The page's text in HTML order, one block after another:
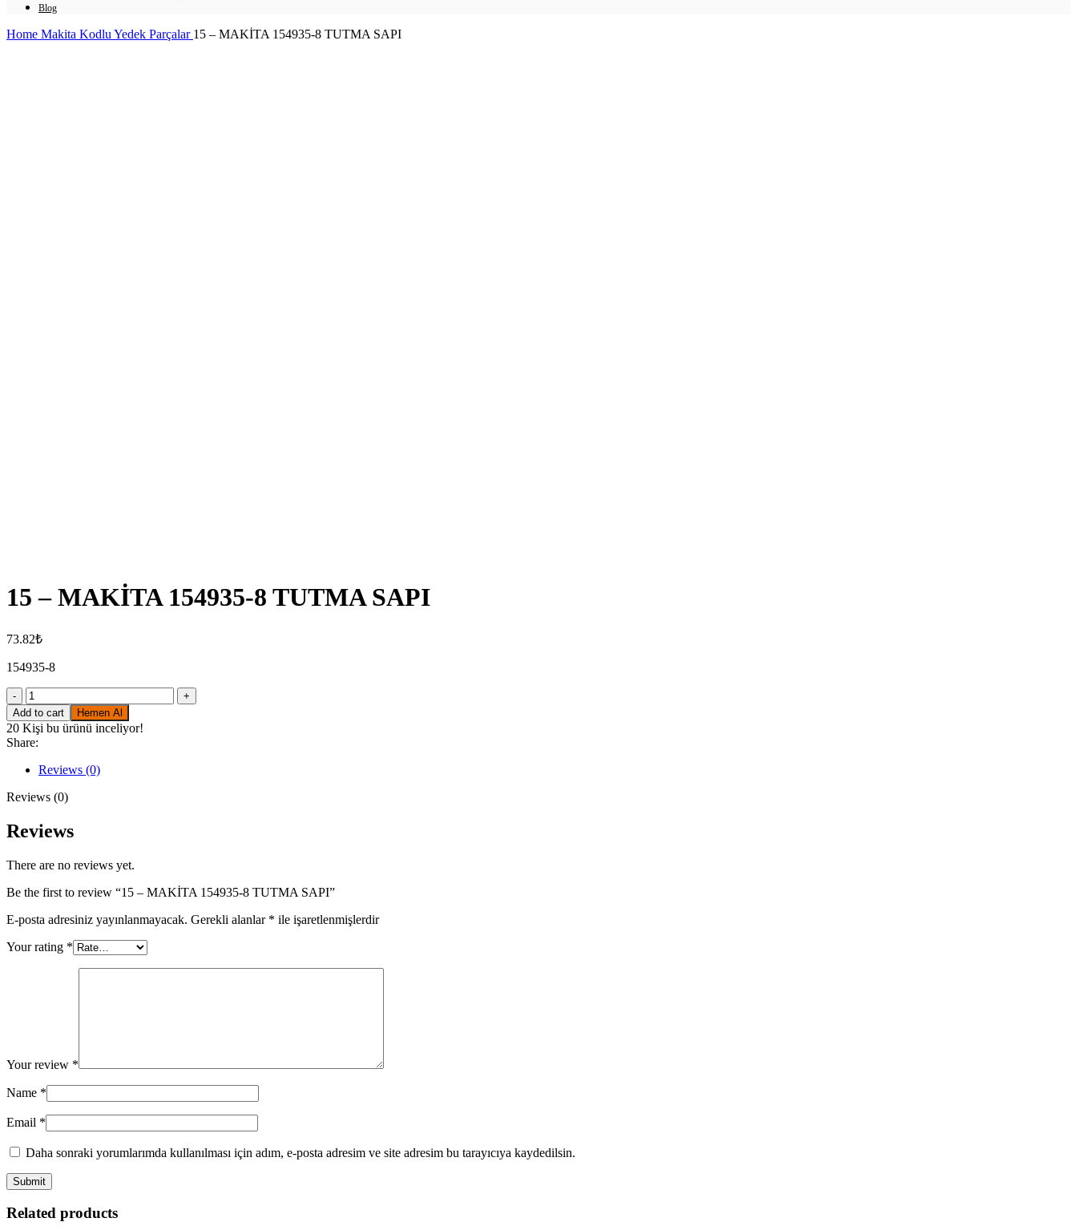
Blog
Home Makita Kodlu Yedek Parçalar 15 – MAKİTA 154935-8 TUTMA SAPI
15 – MAKİTA 154935-8 TUTMA SAPI
73.82₺
154935-8
15
-
MAKİTA
154935-
8
TUTMA
SAPI
quantity
Add to cart Hemen Al
20 Kişi bu ürünü inceliyor!
Share:
Reviews (0)
Reviews (0)
Reviews
There are no reviews yet.
Be the first to review “15 – MAKİTA 154935-8 TUTMA SAPI”
E-posta adresiniz yayınlanmayacak. Gerekli alanlar * ile işaretlenmişlerdir
Your rating *
Your review *
Name *
Email *
Daha sonraki yorumlarımda kullanılması için adım, e-posta adresim ve site adresim bu tarayıcıya kaydedilsin.
Related products